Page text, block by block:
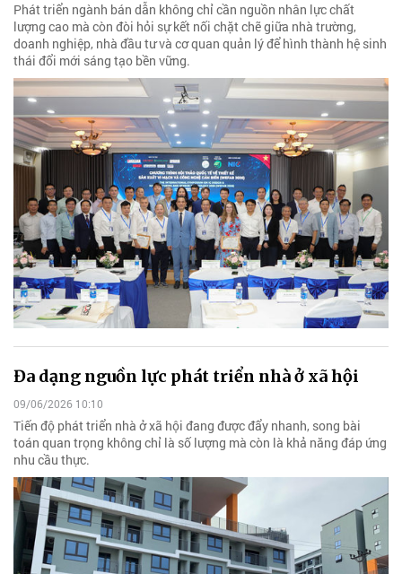
Phát triển ngành bán dẫn không chỉ cần nguồn nhân lực chất
lượng cao mà còn đòi hỏi sự kết nối chặt chẽ giữa nhà trường,
doanh nghiệp, nhà đầu tư và cơ quan quản lý để hình thành hệ sinh
thái đổi mới sáng tạo bền vững.
Đa dạng nguồn lực phát triển nhà ở xã hội
09/06/2026 10:10
Tiến độ phát triển nhà ở xã hội đang được đẩy nhanh, song bài
toán quan trọng không chỉ là số lượng mà còn là khả năng đáp ứng
nhu cầu thực.